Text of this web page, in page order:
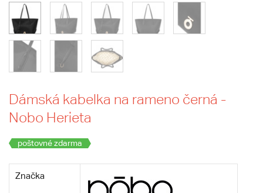
Dámská kabelka na rameno černá -
Nobo Herieta
poštovné zdarma
Značka